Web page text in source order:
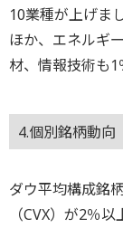
10業種が上げま
ほか、エネルギ
材、情報技術も1
4.個別銘柄動向
ダウ平均構成銘
（CVX）が2％